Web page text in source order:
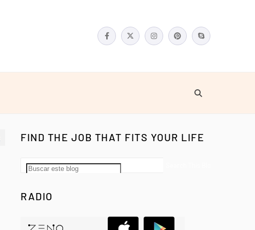
FIND THE JOB THAT FITS YOUR LIFE
RADIO